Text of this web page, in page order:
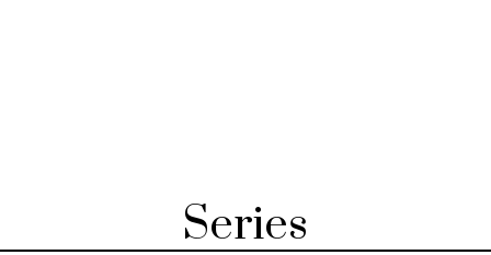
Series